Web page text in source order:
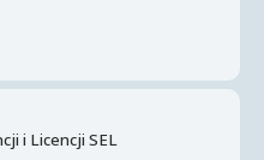
i Licencji SEL